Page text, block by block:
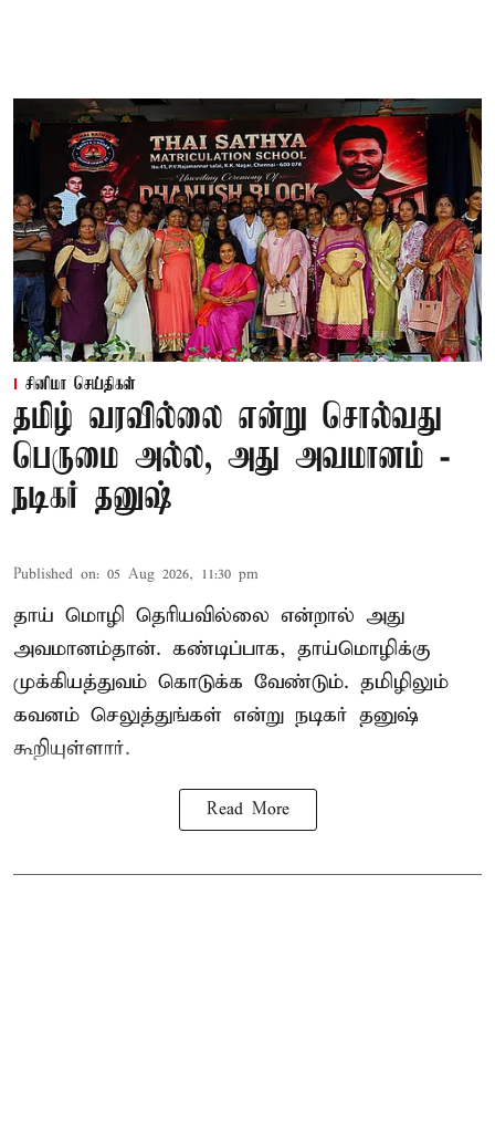
சினிமா செய்திகள்
தமிழ் வரவில்லை என்று சொல்வது
பெருமை அல்ல, அது அவமானம் -
நடிகர் தனுஷ்
Published on: 05 Aug 2026, 11:30 pm
தாய் மொழி தெரியவில்லை என்றால் அது
அவமானம்தான். கண்டிப்பாக, தாய்மொழிக்கு
முக்கியத்துவம் கொடுக்க வேண்டும். தமிழிலும்
கவனம் செலுத்துங்கள் என்று நடிகர் தனுஷ்
கூறியுள்ளார்.
Read More